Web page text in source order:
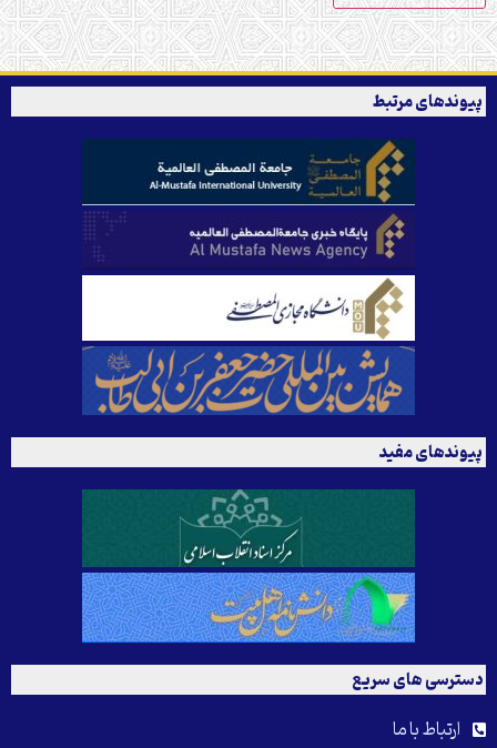
پیوندهای مرتبط
پیوندهای مفید
دسترسی های سریع
ارتباط با ما